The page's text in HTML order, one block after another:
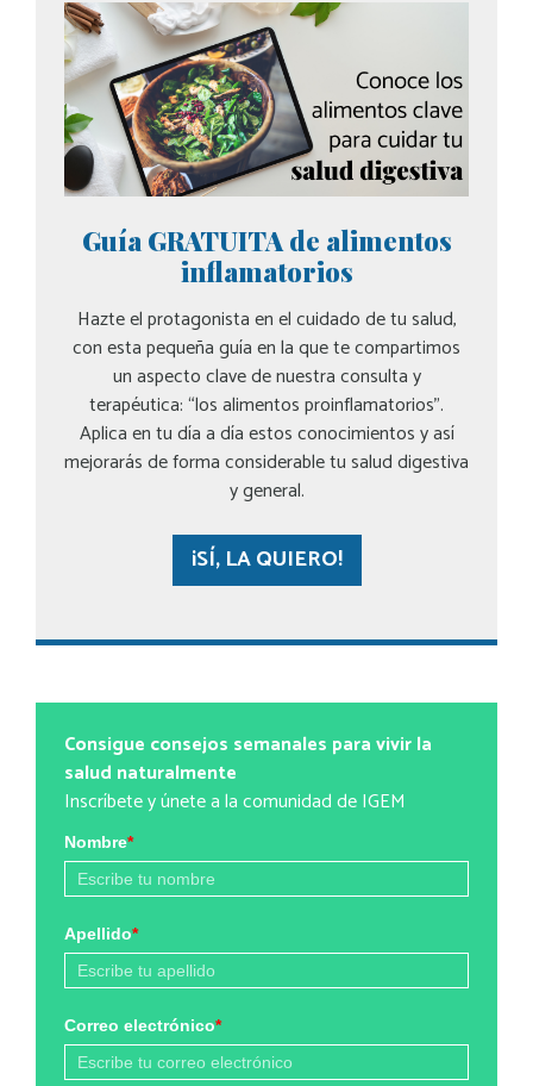
Guía GRATUITA de alimentos
inflamatorios
Hazte el protagonista en el cuidado de tu salud,
con esta pequeña guía en la que te compartimos
un aspecto clave de nuestra consulta y
terapéutica: “los alimentos proinflamatorios”.
Aplica en tu día a día estos conocimientos y así
mejorarás de forma considerable tu salud digestiva
y general.
¡SÍ, LA QUIERO!
Consigue consejos semanales para vivir la
salud naturalmente
Inscríbete y únete a la comunidad de IGEM
Nombre*
Apellido*
Correo electrónico*